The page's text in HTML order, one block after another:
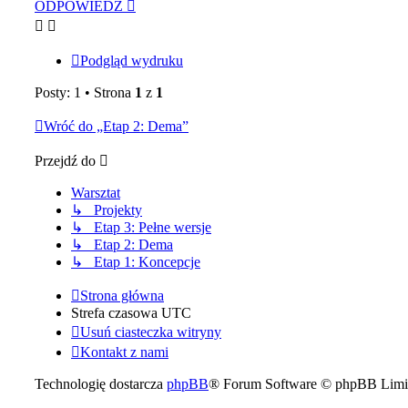
ODPOWIEDZ
Podgląd wydruku
Posty: 1 • Strona 1 z 1
Wróć do „Etap 2: Dema”
Przejdź do
Warsztat
↳ Projekty
↳ Etap 3: Pełne wersje
↳ Etap 2: Dema
↳ Etap 1: Koncepcje
Strona główna
Strefa czasowa UTC
Usuń ciasteczka witryny
Kontakt z nami
Technologię dostarcza phpBB® Forum Software © phpBB